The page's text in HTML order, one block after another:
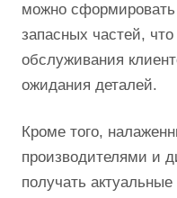
можно
запасных частей,
обслуживания
ожидания деталей.
Кроме того,
производителями и
получать